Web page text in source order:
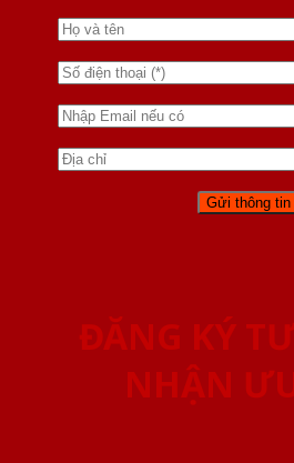
ĐĂNG KÝ
NHẬN